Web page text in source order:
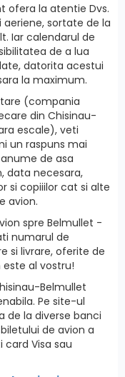
ofera la atentie Dvs.
sortate de la
Iar calendarul de
de a lua
datorita acestui
la maximum.
(compania
din Chisinau-
escale), veti
un raspuns mai
de asa
data necesara,
si copiiilor cat si alte
avion.
spre Belmullet -
numarul de
si livrare, oferite de
al vostru!
Belmullet
Pe site-ul
de la diverse banci
de avion a
Visa sau